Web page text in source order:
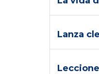
Lanza